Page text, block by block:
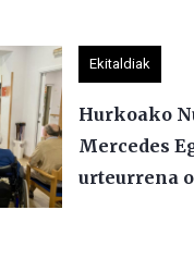
Ekitaldiak
Hurkoako
Mercedes
urteurrena